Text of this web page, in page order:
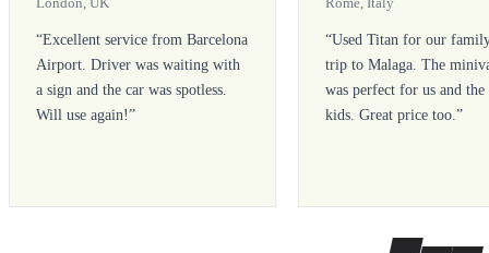
“Excellent service from Barcelona
Airport. Driver was waiting with
a sign and the car was spotless.
Will use again!”
“Used Titan for our
trip to Malaga. The
was perfect for us and the
kids. Great price too.”